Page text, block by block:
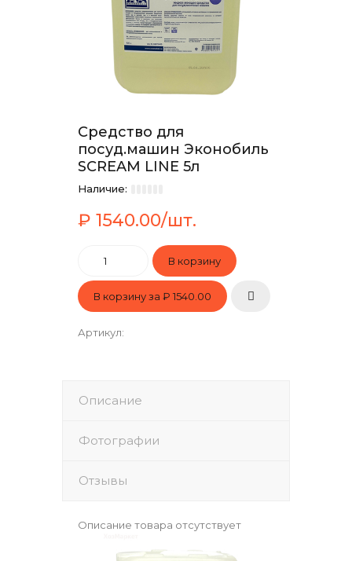
Средство для
посуд.машин Эконобиль
SCREAM LINE 5л
Наличие:
₽ 1540.00/шт.
В корзину за ₽ 1540.00
Артикул:
Описание
Фотографии
Отзывы
Описание товара отсутствует